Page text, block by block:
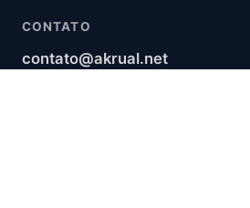
CONTATO
contato@akrual.net